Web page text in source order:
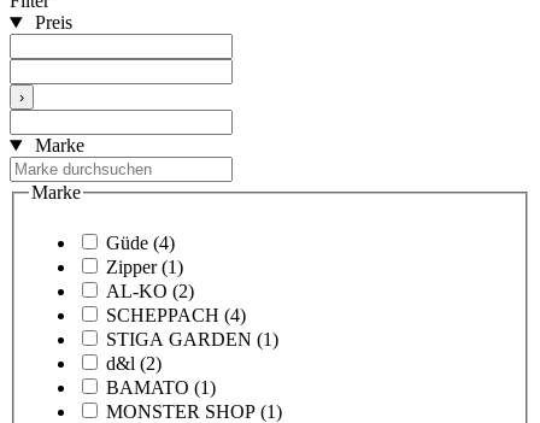
Preis
›
Marke
Marke
Güde (4)
Zipper (1)
AL-KO (2)
SCHEPPACH (4)
STIGA GARDEN (1)
d&l (2)
BAMATO (1)
MONSTER SHOP (1)